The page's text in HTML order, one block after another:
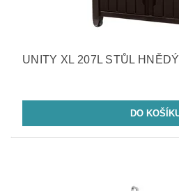
UNITY XL 207L STŮL HNĚDÝ